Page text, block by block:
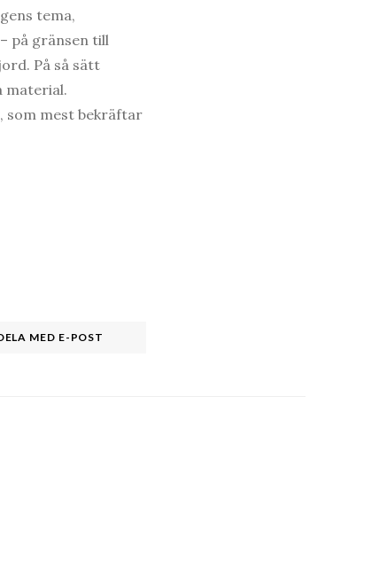
tema,
på gränsen till
På så sätt
material.
, som mest bekräftar
MED E-POST